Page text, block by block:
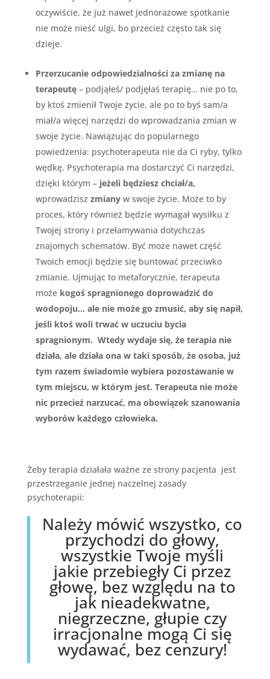
oczywiście, że już nawet jednorazowe spotkanie
nie może nieść ulgi, bo przecież często tak się
dzieje.
Przerzucanie odpowiedzialności za zmianę na
terapeutę– podjąłeś/ podjęłaś terapię… nie po to,
by ktoś zmienił Twoje życie, ale po to byś sam/a
miał/a więcej narzędzi do wprowadzania zmian w
swoje życie. Nawiązując do popularnego
powiedzenia: psychoterapeuta nie da Ci ryby, tylko
wędkę. Psychoterapia ma dostarczyć Ci narzędzi,
dzięki którym – jeżeli będziesz chciał/a,
wprowadzisz zmianyw swoje życie. Może to by
proces, który również będzie wymagał wysiłku z
Twojej strony i przełamywania dotychczas
znajomych schematów. Być może nawet część
Twoich emocji będzie się buntować przeciwko
zmianie. Ujmując to metaforycznie, terapeuta
może kogoś spragnionego doprowadzić do
wodopoju… ale nie może go zmusić, aby się napił,
jeśli ktoś woli trwać w uczuciu bycia
spragnionym. Wtedy wydaje się, że terapia nie
działa, ale działa ona w taki sposób, że osoba, już
tym razem świadomie wybiera pozostawanie w
tym miejscu, w którym jest. Terapeuta nie może
nic przecież narzucać, ma obowiązek szanowania
wyborów każdego człowieka.
Żeby terapia działała ważne ze strony pacjenta jest
przestrzeganie jednej naczelnej zasady
psychoterapii:
Należy mówić wszystko, co
przychodzi do głowy,
wszystkie Twoje myśli
jakie przebiegły Ci przez
głowę, bez względu na to
jak nieadekwatne,
niegrzeczne, głupie czy
irracjonalne mogą Ci się
wydawać, bez cenzury!